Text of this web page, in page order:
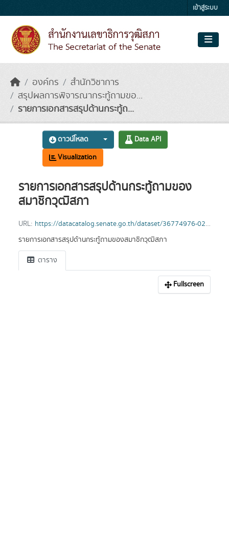
เข้าสู่ระบบ
องค์กร
สำนักวิชาการ
สรุปผลการพิจารณากระทู้ถามขอ...
รายการเอกสารสรุปด้านกระทู้ถ...
ดาวน์โหลด
Data API
Visualization
รายการเอกสารสรุปด้านกระทู้ถามของ
สมาชิกวุฒิสภา
URL: https://datacatalog.senate.go.th/dataset/36774976-026d-4746-9063-d92cde0771de/resource/09c4e205-8065-46fd-bdc1-854b24f8b8a0/download/question_summary-69.xlsx
รายการเอกสารสรุปด้านกระทู้ถามของสมาชิกวุฒิสภา
ตาราง
Fullscreen